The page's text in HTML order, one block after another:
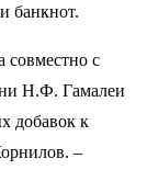
банкнот.
с
Н.Ф. Гамалеи
добавок к
–